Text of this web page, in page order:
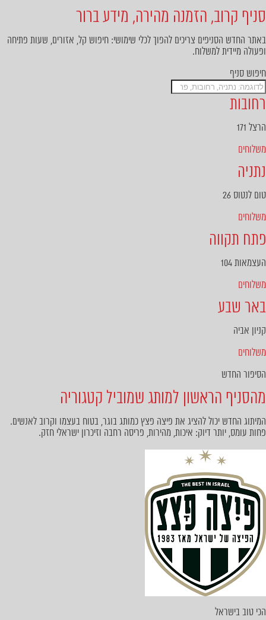
סניף קרוב, הזמנה מהירה, מידע ברור
באתר החדש הסניפים צריכים להפוך לכלי שימושי: חיפוש קל, אזורים, שעות פתיחה
ופעולה מיידית למשלוח.
חיפוש סניף
רחובות
הרצל 171
משלוחים
נתניה
טום לנטוס 26
משלוחים
פתח תקווה
העצמאות 104
משלוחים
באר שבע
קניון אביה
משלוחים
הסיפור החדש
מהסניף הראשון למותג שמוביל קטגוריה
המיתוג החדש יכול להציג את פיצה פצץ כמותג בוגר, בטוח בעצמו וקרוב לאנשים.
פחות עומס, יותר דיוק: איכות, מהירות, פריסה רחבה וזיכרון ישראלי חזק.
הכי טוב בישראל